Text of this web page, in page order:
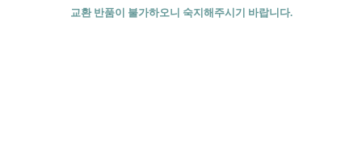
교환 반품이 불가하오니 숙지해주시기 바랍니다.